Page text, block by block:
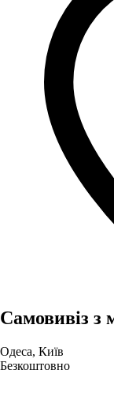
Самовивіз з
Одеса, Київ
Безкоштовно